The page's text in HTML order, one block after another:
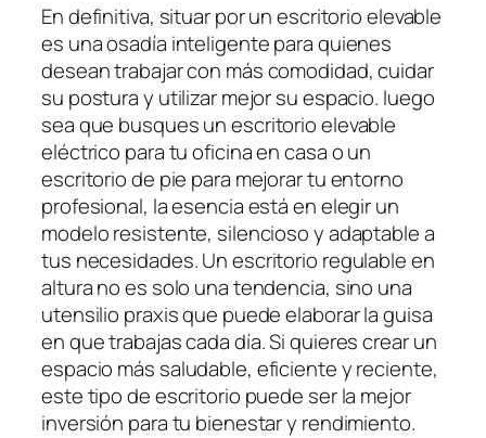
En definitiva, situar por un escritorio elevable
es una osadía inteligente para quienes
desean trabajar con más comodidad, cuidar
su postura y utilizar mejor su espacio. luego
sea que busques un escritorio elevable
eléctrico para tu oficina en casa o un
escritorio de pie para mejorar tu entorno
profesional, la esencia está en elegir un
modelo resistente, silencioso y adaptable a
tus necesidades. Un escritorio regulable en
altura no es solo una tendencia, sino una
utensilio praxis que puede elaborar la guisa
en que trabajas cada día. Si quieres crear un
espacio más saludable, eficiente y reciente,
este tipo de escritorio puede ser la mejor
inversión para tu bienestar y rendimiento.